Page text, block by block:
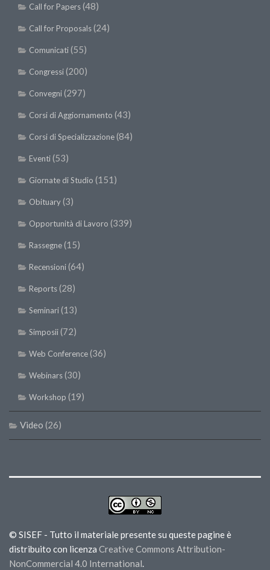
Call for Papers(48)
Call for Proposals(24)
Comunicati(55)
Congressi(200)
Convegni(297)
Corsi di Aggiornamento (43)
Corsi di Specializzazione(84)
Eventi(53)
Giornate di Studio (151)
Obituary(3)
Opportunità di Lavoro (339)
Rassegne(15)
Recensioni(64)
Reports(28)
Seminari(13)
Simposii(72)
Web Conference(36)
Webinars(30)
Workshop (19)
Video (26)
© SISEF - Tutto il materiale presente su queste pagine è
distribuito con licenza Creative Commons Attribution-
NonCommercial 4.0 International.